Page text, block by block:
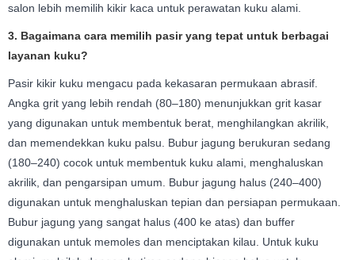
salon lebih memilih kikir kaca untuk perawatan kuku alami.
3. Bagaimana cara memilih pasir yang tepat untuk berbagai
layanan kuku?
Pasir kikir kuku mengacu pada kekasaran permukaan abrasif.
Angka grit yang lebih rendah (80–180) menunjukkan grit kasar
yang digunakan untuk membentuk berat, menghilangkan akrilik,
dan memendekkan kuku palsu. Bubur jagung berukuran sedang
(180–240) cocok untuk membentuk kuku alami, menghaluskan
akrilik, dan pengarsipan umum. Bubur jagung halus (240–400)
digunakan untuk menghaluskan tepian dan persiapan permukaan.
Bubur jagung yang sangat halus (400 ke atas) dan buffer
digunakan untuk memoles dan menciptakan kilau. Untuk kuku